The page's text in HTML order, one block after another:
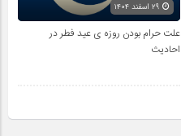
علت حرام بودن روزه ی عید فطر در
احادیث